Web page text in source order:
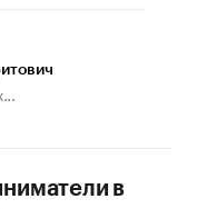
Как живет глава
в